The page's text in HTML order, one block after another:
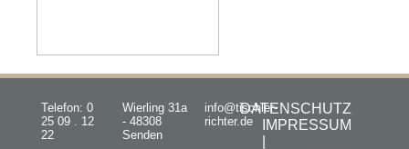
Telefon: 0
25 09 . 12
22
Wierling 31a
- 48308
Senden
info@tischler-
richter.de
DATENSCHUTZ
IMPRESSUM